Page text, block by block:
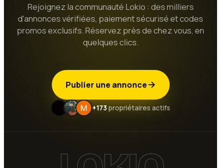
Rejoignez la communauté Lokio : des milliers
d'annonces vérifiées, paiement sécurisé et codes
promos exclusifs. Réservez près de chez vous, en
quelques clics.
Publier une annonce
+173 propriétaires actifs